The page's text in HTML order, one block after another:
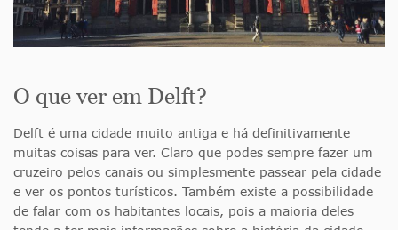
O que ver em Delft?
Delft é uma cidade muito antiga e há definitivamente
muitas coisas para ver. Claro que podes sempre fazer um
cruzeiro pelos canais ou simplesmente passear pela cidade
e ver os pontos turísticos. Também existe a possibilidade
de falar com os habitantes locais, pois a maioria deles